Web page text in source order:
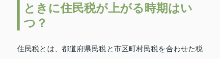
ときに住民税が上がる時期はい
つ？
住民税とは、都道府県民税と市区町村民税を合わせた税